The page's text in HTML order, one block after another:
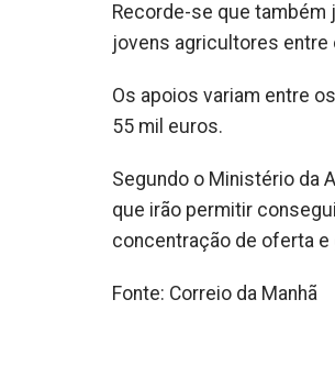
Recorde-se que também
jovens agricultores entre
Os apoios variam entre
55 mil euros.
Segundo o Ministério da
que irão permitir
concentração de oferta
Fonte: Correio da Manhã